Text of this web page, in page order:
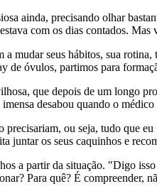
ainda, precisando olhar
com os dias contados.
mudar seus hábitos, sua
de óvulos, partimos para
que depois de um longo
desabou quando o
ou seja, tudo que
juntar os seus caquinhos e
a partir da situação. "Digo
Para quê? É compreender,